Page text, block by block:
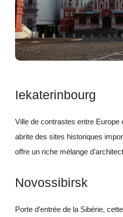
Iekaterinbourg
Ville de contrastes entre Europe
abrite des sites historiques
offre un riche mélange
Novossibirsk
Porte d’entrée de la Sibérie,